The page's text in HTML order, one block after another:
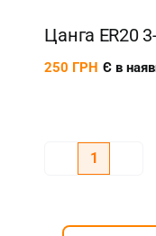
Цанга ER20
250 ГРН Є в